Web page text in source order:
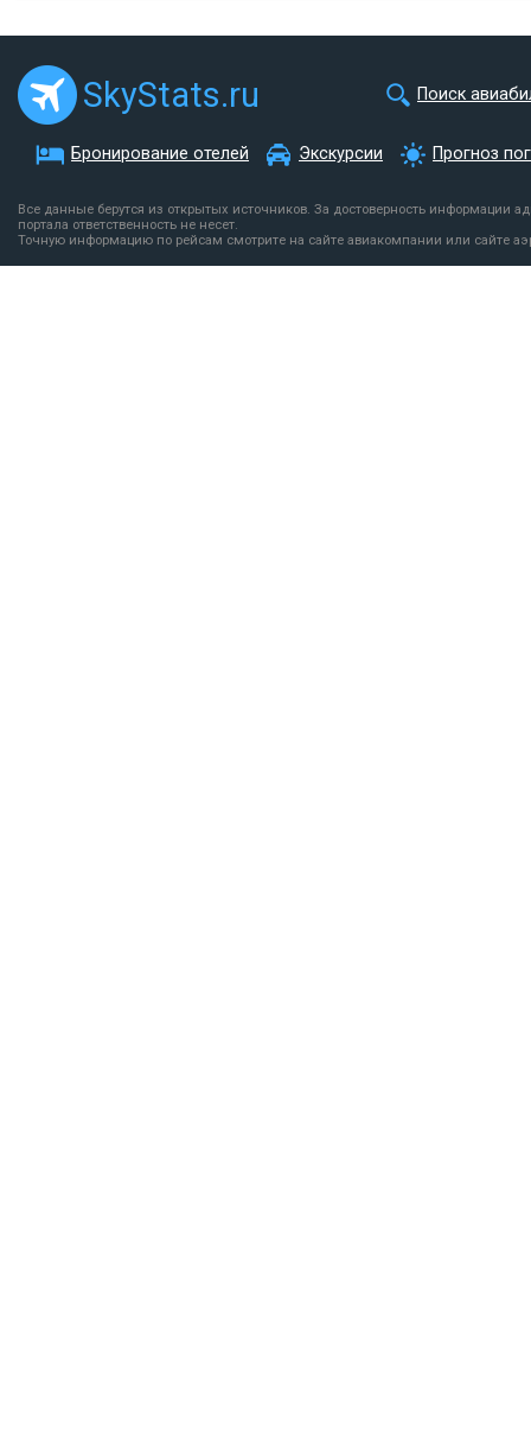
SkyStats.ru Поиск
Бронирование отелей Экскурсии Прогноз
Все данные берутся из открытых источников. За достоверность информации
портала ответственность не несет.
Точную информацию по рейсам смотрите на сайте авиакомпании или сайте